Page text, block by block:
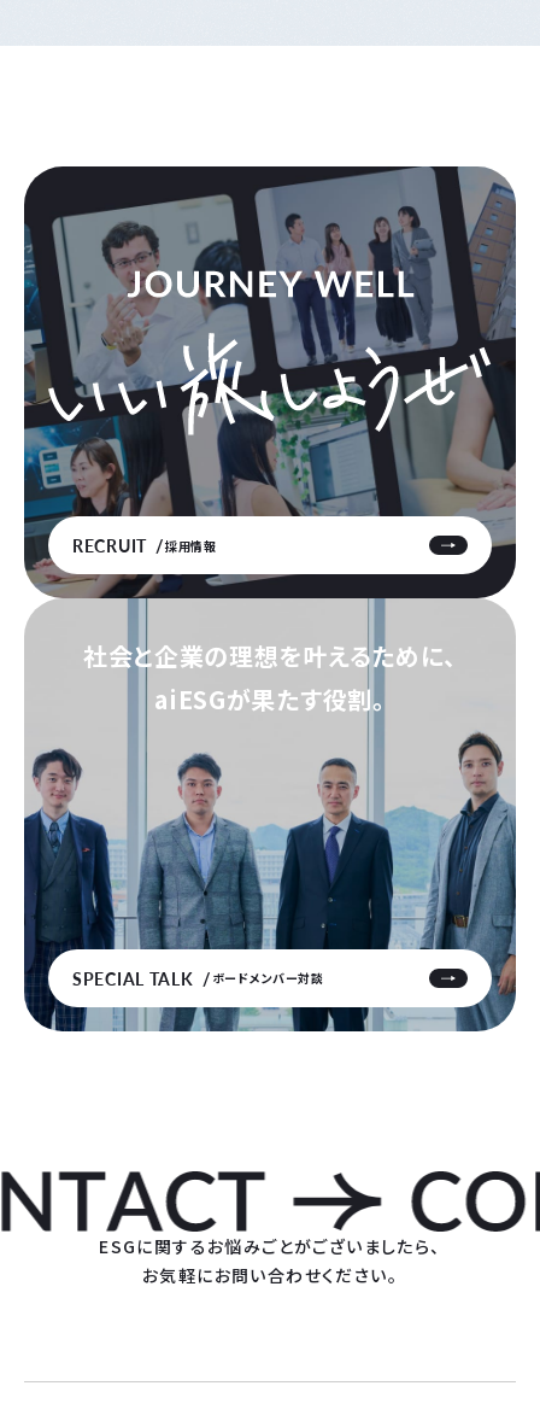
RECRUIT 採用情報
社会と企業の理想を叶えるために、
aiESGが果たす役割。
SPECIAL TALK ボードメンバー対談
ESGに関するお悩みごとがございましたら、
お気軽にお問い合わせください。